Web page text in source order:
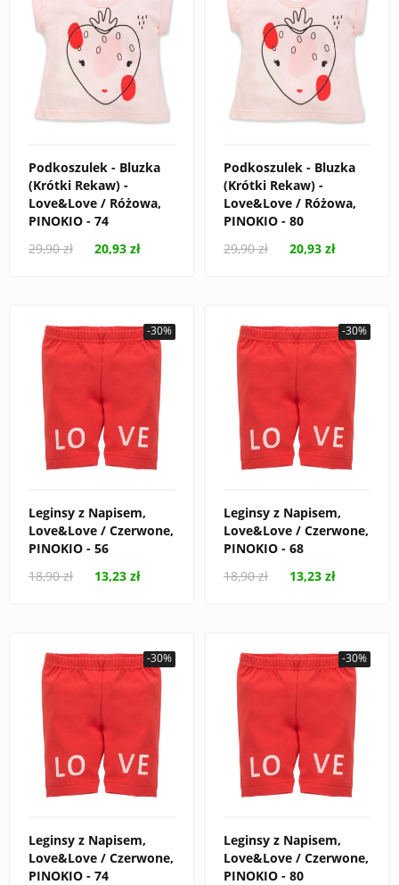
Podkoszulek - Bluzka
(Krótki Rekaw) -
Love&Love / Różowa,
PINOKIO - 74
29,90 zł
20,93 zł
Podkoszulek - Bluzka
(Krótki Rekaw) -
Love&Love / Różowa,
PINOKIO - 80
29,90 zł
20,93 zł
-30%
Leginsy z Napisem,
Love&Love / Czerwone,
PINOKIO - 56
18,90 zł
13,23 zł
-30%
Leginsy z Napisem,
Love&Love / Czerwone,
PINOKIO - 68
18,90 zł
13,23 zł
-30%
Leginsy z Napisem,
Love&Love / Czerwone,
PINOKIO - 74
-30%
Leginsy z Napisem,
Love&Love / Czerwone,
PINOKIO - 80